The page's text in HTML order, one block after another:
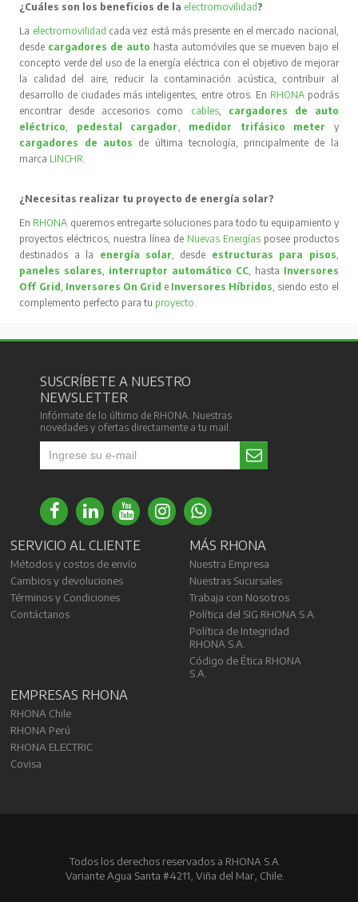
¿Cuáles son los beneficios de la electromovilidad ?
La electromovilidad cada vez está más presente en el mercado nacional,
desde cargadores de auto hasta automóviles que se mueven bajo el
concepto verde del uso de la energía eléctrica con el objetivo de mejorar
la calidad del aire, reducir la contaminación acústica, contribuir al
desarrollo de ciudades más inteligentes, entre otros. En RHONA podrás
encontrar desde accesorios como cables, cargadores de auto
eléctrico, pedestal cargador, medidor trifásico meter
y
cargadores de autos de última tecnología, principalmente de la
marca LINCHR.
¿Necesitas realizar tu proyecto de energía solar?
En RHONA queremos entregarte soluciones para todo tu equipamiento y
proyectos eléctricos, nuestra línea de Nuevas Energíasposee productos
destinados a la energía solar, desde estructuras para pisos,
paneles solares, interruptor automático CC, hasta Inversores
Off Grid, Inversores On Grid e Inversores Híbridos, siendo esto el
complemento perfecto para tu proyecto.
SUSCRÍBETE A NUESTRO
NEWSLETTER
Infórmate de lo último de RHONA. Nuestras
novedades y ofertas directamente a tu mail.
SERVICIO AL CLIENTE
Métodos y costos de envío
Cambios y devoluciones
Términos y Condiciones
Contáctanos
MÁS RHONA
Nuestra Empresa
Nuestras Sucursales
Trabaja con Nosotros
Política del SIG RHONA S.A.
Política de Integridad
RHONA S.A.
Código de Ética RHONA
S.A.
EMPRESAS RHONA
RHONA Chile
RHONA Perú
RHONA ELECTRIC
Covisa
Todos los derechos reservados a RHONA S.A.
Variante Agua Santa #4211, Viña del Mar, Chile.